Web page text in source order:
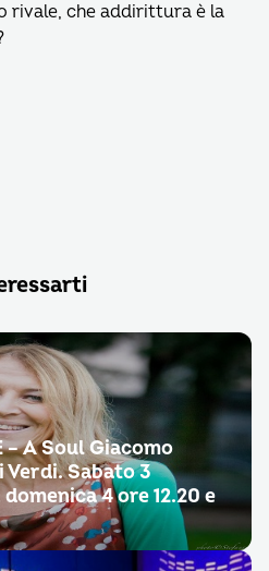
rivale, che addirittura è la
– A Soul Giacomo
Verdi. Sabato 3
4 ore 12.20 e